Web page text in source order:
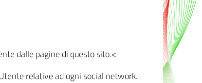
dalle pagine di questo sito.<
relative ad ogni social network.